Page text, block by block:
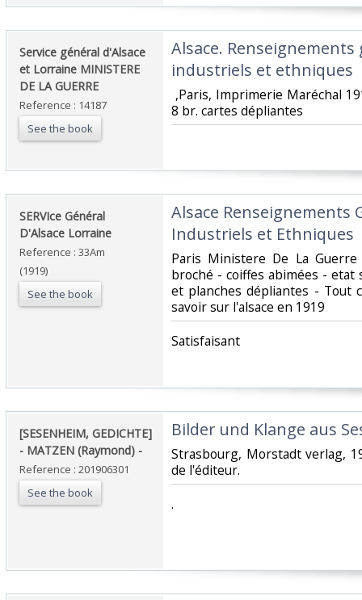
‎Service général d'Alsace
et Lorraine MINISTERE
DE LA GUERRE‎
Reference : 14187
See the book
‎Alsace.
industriels et ethniques‎
,Paris, Imprimerie Maréchal
8 br. cartes dépliantes‎
‎SERVIce Général
D'Alsace Lorraine‎
Reference : 33Am
(1919)
See the book
‎Alsace Renseignements
Industriels et Ethniques‎
‎Paris Ministere De La
broché - coiffes abimées - etat
et planches dépliantes - Tout
savoir sur l'alsace en 1919‎
‎Satisfaisant ‎
‎[SESENHEIM, GEDICHTE]
- MATZEN (Raymond) - ‎
Reference : 201906301
See the book
‎Bilder und Klange aus
‎Strasbourg, Morstadt verlag,
de l'éditeur.‎
‎.‎